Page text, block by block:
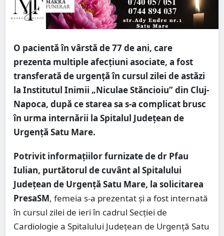
O pacientă în vârstă de 77 de ani, care
prezenta multiple afecțiuni asociate, a fost
transferată de urgență în cursul zilei de astăzi
la Institutul Inimii „Niculae Stăncioiu” din Cluj-
Napoca, după ce starea sa s-a complicat brusc
în urma internării la Spitalul Județean de
Urgență Satu Mare.
Potrivit informațiilor furnizate de dr Pfau
Iulian, purtătorul de cuvânt al Spitalului
Județean de Urgență Satu Mare, la solicitarea
PresaSM, femeia s-a prezentat și a fost internată
în cursul zilei de ieri în cadrul Secției de
Cardiologie a Spitalului Județean de Urgență Satu